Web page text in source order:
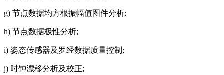
g) 节点数据均方根振幅值图件分析;
h) 节点数据极性分析;
i) 姿态传感器及罗经数据质量控制;
j) 时钟漂移分析及校正;